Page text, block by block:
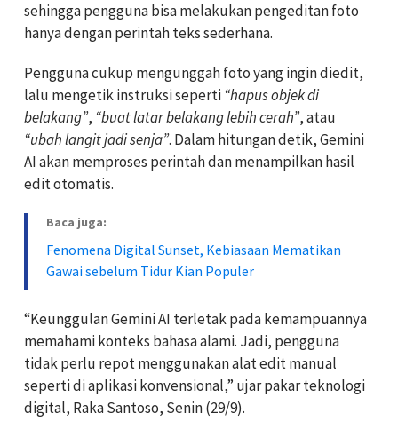
sehingga pengguna bisa melakukan pengeditan foto
hanya dengan perintah teks sederhana.
Pengguna cukup mengunggah foto yang ingin diedit,
lalu mengetik instruksi seperti “hapus objek di
belakang”, “buat latar belakang lebih cerah”, atau
“ubah langit jadi senja”. Dalam hitungan detik, Gemini
AI akan memproses perintah dan menampilkan hasil
edit otomatis.
Baca juga:
Fenomena Digital Sunset, Kebiasaan Mematikan
Gawai sebelum Tidur Kian Populer
“Keunggulan Gemini AI terletak pada kemampuannya
memahami konteks bahasa alami. Jadi, pengguna
tidak perlu repot menggunakan alat edit manual
seperti di aplikasi konvensional,” ujar pakar teknologi
digital, Raka Santoso, Senin (29/9).